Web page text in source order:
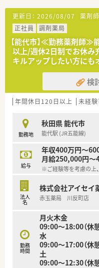
【想定される業務内容】
■処方箋に基づく調剤
OTCコーナーでの一
ます。
■地域の患者様からの
ルフメディケーション
す。
■漢方の取り扱いも積
では経験できない幅
す。
更新日： 2026/08/07 薬剤
正社員
調剤薬局
【能代市】≪勤務薬剤師≫
以上/週休2日制でお休み
キルアップしたい方にも
検
年間休日120日以上 未経
勤務地
秋田県 能代市
能代駅 (JR五能線)
給与
年収400万円～
月給250,000円～
※ご経験等を考慮の上
法人
名
株式会社アイセイ
赤玉薬局 川反町店
勤務
時間
月火木金
09:00～18:00（休
水
09:00～17:00（休
土
09:00～12:30（休